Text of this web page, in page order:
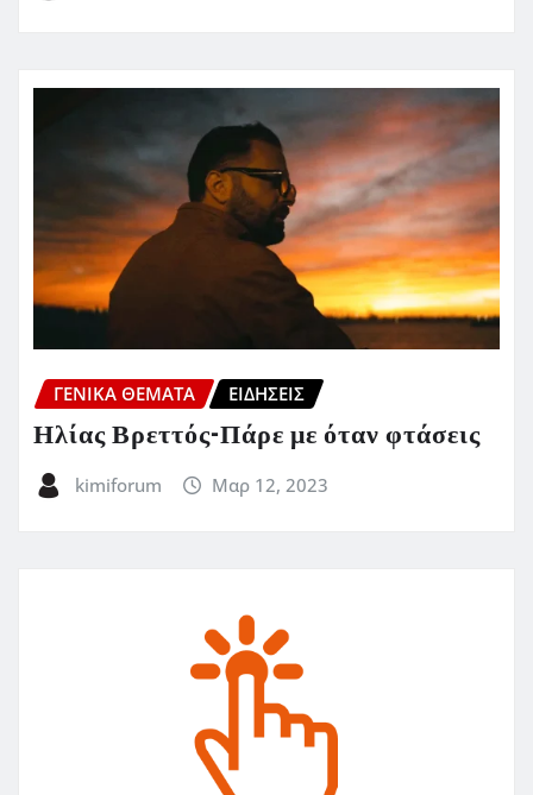
ΓΕΝΙΚΑ ΘΕΜΑΤΑ ΕΙΔΗΣΕΙΣ
Ηλίας Βρεττός-Πάρε με όταν φτάσεις
kimiforum Μαρ 12, 2023